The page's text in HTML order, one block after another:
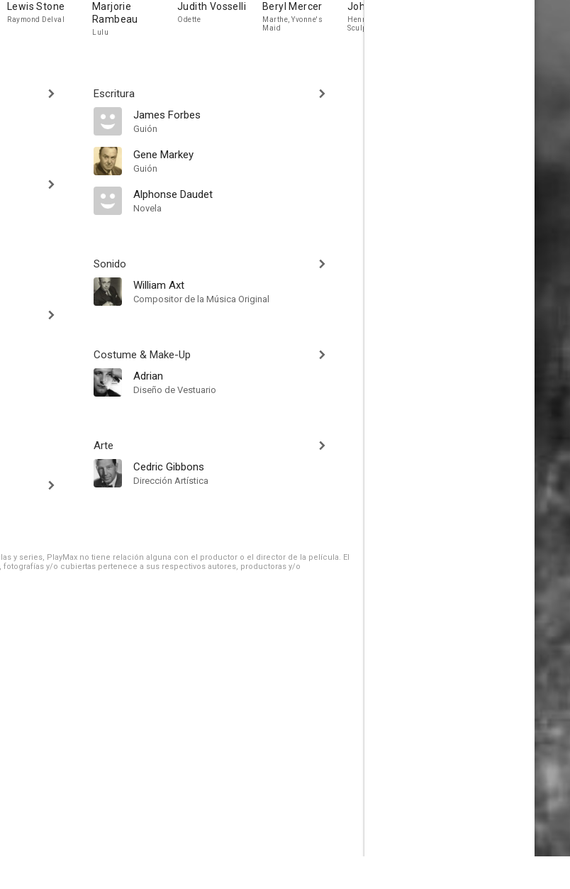
Lewis Stone
Raymond Delval
Marjorie
Rambeau
Lulu
Judith Vosselli
Odette
Beryl Mercer
Marthe, Yvonne's
Maid
John Miljan
Henry Coutant, the
Sculptor
Escritura
James Forbes
Guión
Gene Markey
Guión
Alphonse Daudet
Novela
Sonido
William Axt
Compositor de la Música Original
Costume & Make-Up
Adrian
Diseño de Vestuario
Arte
Cedric Gibbons
Dirección Artística
y series, PlayMax no tiene relación alguna con el productor o el director de la película. El
fotografías y/o cubiertas pertenece a sus respectivos autores, productoras y/o